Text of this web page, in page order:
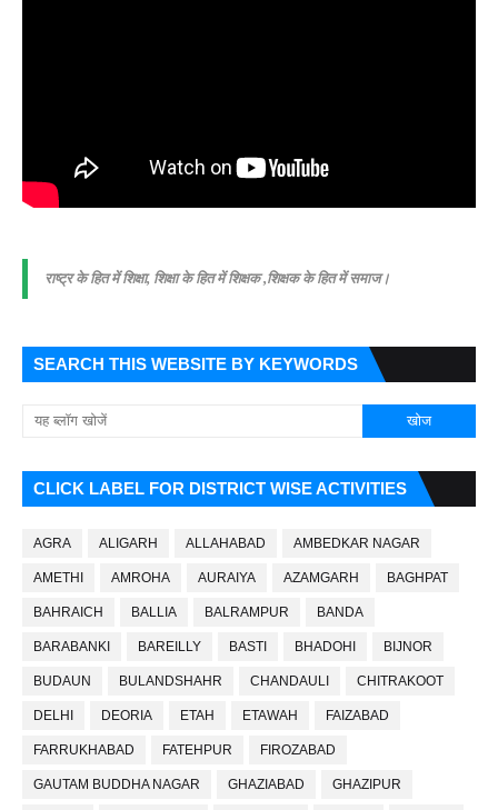
राष्ट्र के हित में शिक्षा, शिक्षा के हित में शिक्षक ,शिक्षक के हित में समाज।
SEARCH THIS WEBSITE BY KEYWORDS
CLICK LABEL FOR DISTRICT WISE ACTIVITIES
AGRA ALIGARH ALLAHABAD AMBEDKAR NAGAR
AMETHI AMROHA AURAIYA AZAMGARH BAGHPAT
BAHRAICH BALLIA BALRAMPUR BANDA
BARABANKI BAREILLY BASTI BHADOHI BIJNOR
BUDAUN BULANDSHAHR CHANDAULI CHITRAKOOT
DELHI DEORIA ETAH ETAWAH FAIZABAD
FARRUKHABAD FATEHPUR FIROZABAD
GAUTAM BUDDHA NAGAR GHAZIABAD GHAZIPUR